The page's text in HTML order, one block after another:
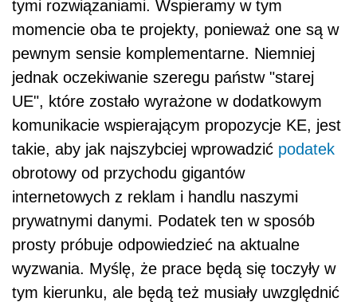
tymi rozwiązaniami. Wspieramy w tym
momencie oba te projekty, ponieważ one są w
pewnym sensie komplementarne. Niemniej
jednak oczekiwanie szeregu państw "starej
UE", które zostało wyrażone w dodatkowym
komunikacie wspierającym propozycje KE, jest
takie, aby jak najszybciej wprowadzić podatek
obrotowy od przychodu gigantów
internetowych z reklam i handlu naszymi
prywatnymi danymi. Podatek ten w sposób
prosty próbuje odpowiedzieć na aktualne
wyzwania. Myślę, że prace będą się toczyły w
tym kierunku, ale będą też musiały uwzględnić